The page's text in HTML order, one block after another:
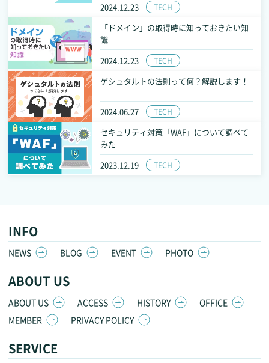
2024.12.23 TECH
2024.12.23 TECH
「ドメイン」の取得時に知っておきたい知
識
2024.06.27 TECH
ゲシュタルトの法則って何？解説します！
2023.12.19 TECH
セキュリティ対策「WAF」について調べて
みた
INFO
NEWS BLOG EVENT PHOTO
ABOUT US
ABOUT US ACCESS HISTORY
OFFICE
MEMBER
PRIVACY POLICY
SERVICE